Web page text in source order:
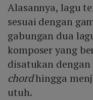
Alasannya, lagu
sesuai dengan
gabungan dua
komposer yang
disatukan
chordhingga
utuh.